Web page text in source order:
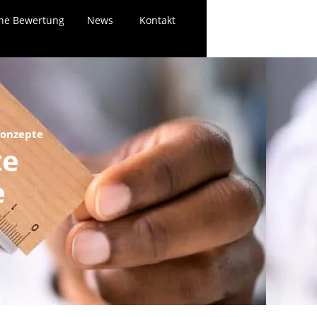
Bewertung News Kontakt